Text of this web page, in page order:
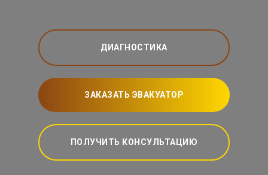
ДИАГНОСТИКА
ЗАКАЗАТЬ ЭВАКУАТОР
ПОЛУЧИТЬ КОНСУЛЬТАЦИЮ